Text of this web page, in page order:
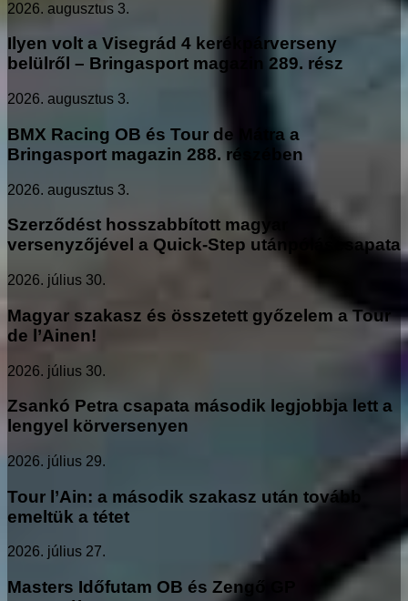
2026. augusztus 3.
Ilyen volt a Visegrád 4 kerékpárverseny
belülről – Bringasport magazin 289. rész
2026. augusztus 3.
BMX Racing OB és Tour de Mátra a
Bringasport magazin 288. részében
2026. augusztus 3.
Szerződést hosszabbított magyar
versenyzőjével a Quick-Step utánpóláscsapata
2026. július 30.
Magyar szakasz és összetett győzelem a Tour
de l’Ainen!
2026. július 30.
Zsankó Petra csapata második legjobbja lett a
lengyel körversenyen
2026. július 29.
Tour l’Ain: a második szakasz után tovább
emeltük a tétet
2026. július 27.
Masters Időfutam OB és Zengő GP